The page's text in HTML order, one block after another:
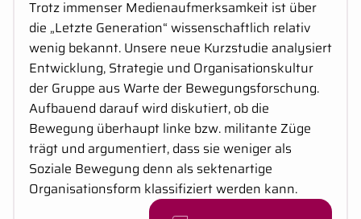
Kurzbeschreibung:
Trotz immenser Medienaufmerksamkeit ist über
die „Letzte Generation“ wissenschaftlich relativ
wenig bekannt. Unsere neue Kurzstudie analysiert
Entwicklung, Strategie und Organisationskultur
der Gruppe aus Warte der Bewegungsforschung.
Aufbauend darauf wird diskutiert, ob die
Bewegung überhaupt linke bzw. militante Züge
trägt und argumentiert, dass sie weniger als
Soziale Bewegung denn als sektenartige
Organisationsform klassifiziert werden kann.